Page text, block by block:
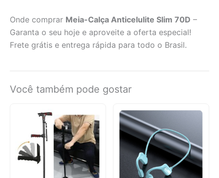
Onde comprar Meia-Calça Anticelulite Slim 70D –
Garanta o seu hoje e aproveite a oferta especial!
Frete grátis e entrega rápida para todo o Brasil.
Você também pode gostar